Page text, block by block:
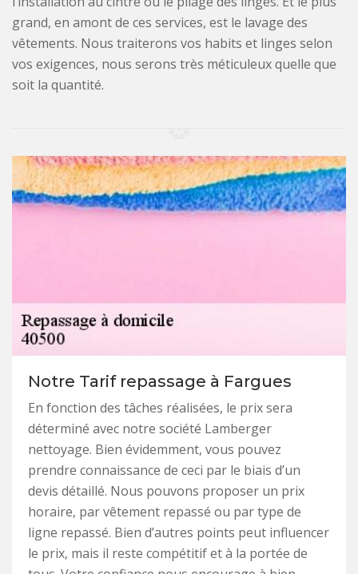
grand, en amont de ces services, est le lavage des
vêtements. Nous traiterons vos habits et linges selon
vos exigences, nous serons très méticuleux quelle que
soit la quantité.
Notre Tarif repassage à Fargues
En fonction des tâches réalisées, le prix sera
déterminé avec notre société Lamberger
nettoyage. Bien évidemment, vous pouvez
prendre connaissance de ceci par le biais d’un
devis détaillé. Nous pouvons proposer un prix
horaire, par vêtement repassé ou par type de
ligne repassé. Bien d’autres points peut influencer
le prix, mais il reste compétitif et à la portée de